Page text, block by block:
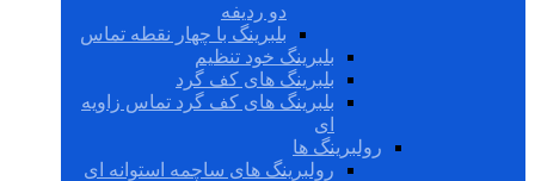
دو ردیفه
بلبرینگ با چهار نقطه تماس
بلبرینگ خود تنظیم
بلبرینگ های کف گرد
بلبرینگ های کف گرد تماس زاویه
ای
رولبرینگ ها
رولبرینگ های ساچمه استوانه ای